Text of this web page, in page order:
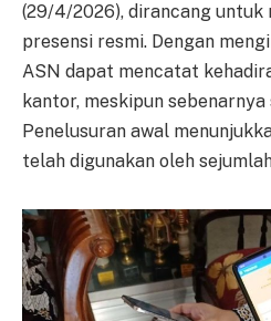
(29/4/2026), dirancang untuk
presensi resmi. Dengan
ASN dapat mencatat
kantor, meskipun
Penelusuran awal
telah digunakan oleh